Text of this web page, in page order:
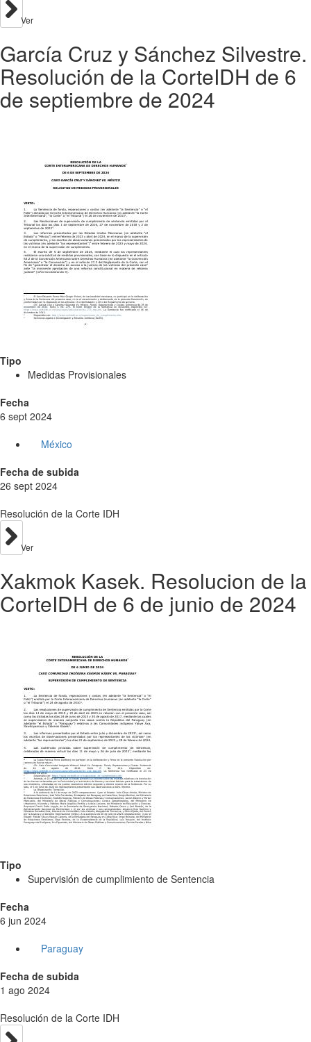
Ver
García Cruz y Sánchez Silvestre.
Resolución de la CorteIDH de 6
de septiembre de 2024
Tipo
Medidas Provisionales
Fecha
6 sept 2024
México
Fecha de subida
26 sept 2024
Resolución de la Corte IDH
Ver
Xakmok Kasek. Resolucion de la
CorteIDH de 6 de junio de 2024
Tipo
Supervisión de cumplimiento de Sentencia
Fecha
6 jun 2024
Paraguay
Fecha de subida
1 ago 2024
Resolución de la Corte IDH